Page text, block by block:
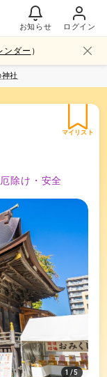
お知らせ ログイン
ンダー ）
神社
マイリスト
厄除け・安全
1/5